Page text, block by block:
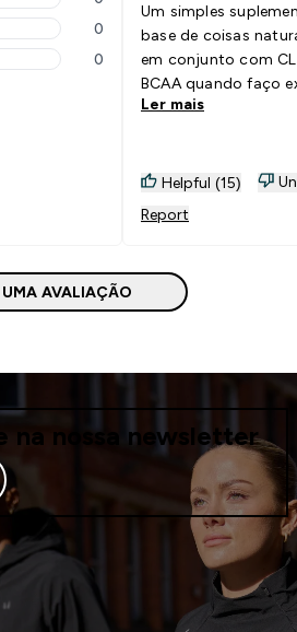
0
0
Um simples
base de coisas
em conjunto com
BCAA quando faço
A perda de massa
Ler mais
Helpful (15)
Report
UMA AVALIAÇÃO
na nossa newsletter